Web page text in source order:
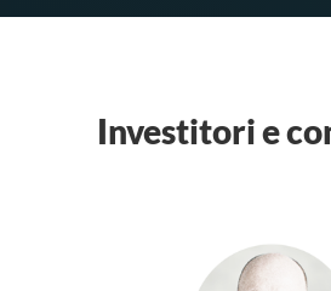
Investitori e